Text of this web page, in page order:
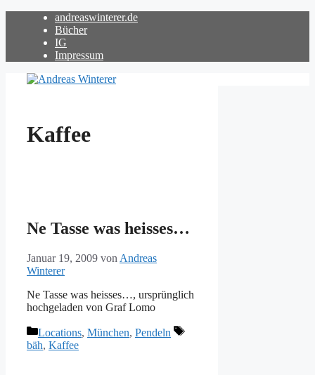
andreaswinterer.de
Bücher
IG
Impressum
Kaffee
Ne Tasse was heisses…
Januar 19, 2009 von Andreas
Winterer
Ne Tasse was heisses…, ursprünglich
hochgeladen von Graf Lomo
Kategorien
Locations, München, Pendeln
Schlagwörter
bäh, Kaffee